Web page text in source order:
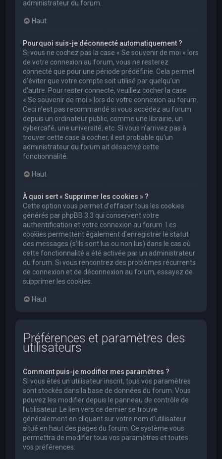
administrateur du forum.
Haut
Pourquoi suis-je déconnecté automatiquement ?
Si vous ne cochez pas la case « Se souvenir de moi » lors
de votre connexion au forum, vous ne resterez
connecté que pour une période prédéfinie. Cela permet
d’éviter que votre compte soit utilisé par quelqu’un
d’autre. Pour rester connecté, veuillez cocher la case
« Se souvenir de moi » lors de votre connexion au forum.
Ceci n’est pas recommandé si vous accédez au forum
depuis un ordinateur public, comme une librairie, un
cybercafé, une université, etc. Si vous n’arrivez pas à
trouver cette case à cocher, il est probable qu’un
administrateur du forum ait désactivé cette
fonctionnalité.
Haut
À quoi sert « Supprimer les cookies » ?
Cette option vous permet d’effacer tous les cookies
générés par phpBB 3.3 qui conservent votre
authentification et votre connexion au forum. Les
cookies permettent également d’enregistrer le statut
des messages (s’ils sont lus ou non lus) dans le cas où
cette fonctionnalité a été activée par un administrateur
du forum. Si vous rencontrez des problèmes récurrents
de connexion et de déconnexion au forum, essayez de
supprimer les cookies.
Haut
Préférences et paramètres des
utilisateurs
Comment puis-je modifier mes paramètres ?
Si vous êtes un utilisateur inscrit, tous vos paramètres
sont stockés dans la base de données du forum. Vous
pouvez les modifier depuis le panneau de contrôle de
l’utilisateur. Le lien vers ce dernier se trouve
généralement en cliquant sur votre nom d’utilisateur
situé en haut des pages du forum. Ce système vous
permettra de modifier tous vos paramètres et toutes
vos préférences.